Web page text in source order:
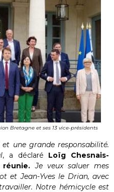
Bretagne et ses 13 vice-présidents
une grande responsabilité.
, a déclaré Loïg Chesnais-
réunie. Je veux saluer mes
et Jean-Yves le Drian, avec
Notre hémicycle est